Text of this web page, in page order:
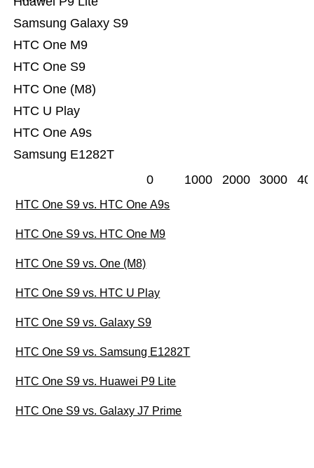
Samsung E1282T
HTC One A9s
HTC U Play
HTC One (M8)
HTC One S9
HTC One M9
Samsung Galaxy S9
0 1000 2000 3000
HTC One S9 vs. HTC One A9s
HTC One S9 vs. HTC One M9
HTC One S9 vs. One (M8)
HTC One S9 vs. HTC U Play
HTC One S9 vs. Galaxy S9
HTC One S9 vs. Samsung E1282T
HTC One S9 vs. Huawei P9 Lite
HTC One S9 vs. Galaxy J7 Prime